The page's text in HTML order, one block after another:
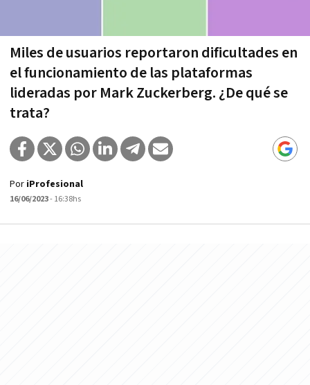
Miles de usuarios reportaron dificultades en
el funcionamiento de las plataformas
lideradas por Mark Zuckerberg. ¿De qué se
trata?
Por iProfesional
16/06/2023- 16:38hs